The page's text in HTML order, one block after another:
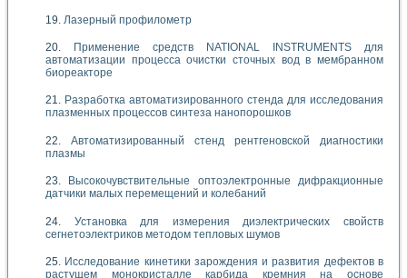
Лазерный профилометр
Применение средств NATIONAL INSTRUMENTS для
автоматизации процесса очистки сточных вод в мембранном
биореакторе
Разработка автоматизированного стенда для исследования
плазменных процессов синтеза нанопорошков
Автоматизированный стенд рентгеновской диагностики
плазмы
Высокочувствительные оптоэлектронные дифракционные
датчики малых перемещений и колебаний
Установка для измерения диэлектрических свойств
сегнетоэлектриков методом тепловых шумов
Исследование кинетики зарождения и развития дефектов в
растущем монокристалле карбида кремния на основе